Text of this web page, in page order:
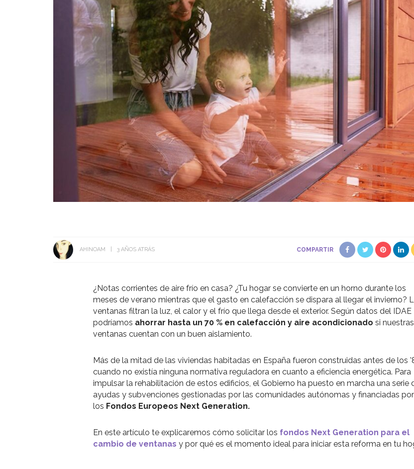
AHINOAM 3 AÑOS ATRÁS COMPARTIR
¿Notas corrientes de aire frío en casa? ¿Tu hogar se convierte en un horno durante los
meses de verano mientras que el gasto en calefacción se dispara al llegar el invierno?
ventanas filtran la luz, el calor y el frío que llega desde el exterior. Según datos del IDAE
podríamos ahorrar hasta un 70 % en calefacción y aire acondicionado si nuestras
ventanas cuentan con un buen aislamiento.
Más de la mitad de las viviendas habitadas en España fueron construidas antes de los
cuando no existía ninguna normativa reguladora en cuanto a eficiencia energética. Para
impulsar la rehabilitación de estos edificios, el Gobierno ha puesto en marcha una serie
ayudas y subvenciones gestionadas por las comunidades autónomas y financiadas por
los Fondos Europeos Next Generation.
En este artículo te explicaremos cómo solicitar los fondos Next Generation para el
cambio de ventanas y por qué es el momento ideal para iniciar esta reforma en tu